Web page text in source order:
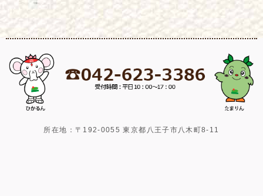
所在地：〒192-0055 東京都八王子市八木町8-11